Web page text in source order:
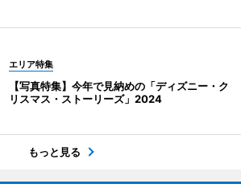
エリア特集
【写真特集】今年で見納めの「ディズニー・ク
リスマス・ストーリーズ」2024
もっと見る